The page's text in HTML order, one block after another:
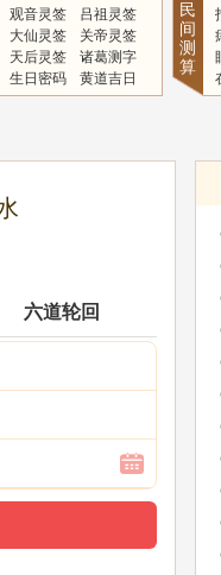
观音灵签
吕祖灵签
大仙灵签
关帝灵签
天后灵签
诸葛测字
生日密码
黄道吉日
民
间
测
算
六道轮回